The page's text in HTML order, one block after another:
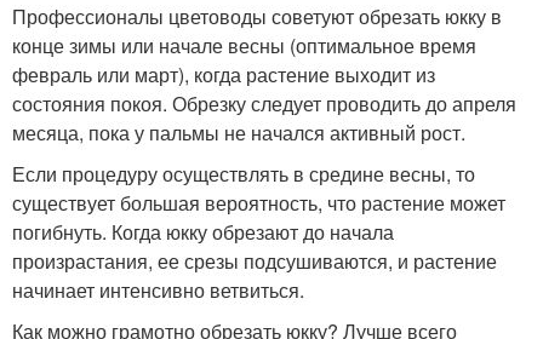
Профессионалы цветоводы советуют обрезать юкку в
конце зимы или начале весны (оптимальное время
февраль или март), когда растение выходит из
состояния покоя. Обрезку следует проводить до апреля
месяца, пока у пальмы не начался активный рост.
Если процедуру осуществлять в средине весны, то
существует большая вероятность, что растение может
погибнуть. Когда юкку обрезают до начала
произрастания, ее срезы подсушиваются, и растение
начинает интенсивно ветвиться.
Как можно грамотно обрезать юкку? Лучше всего